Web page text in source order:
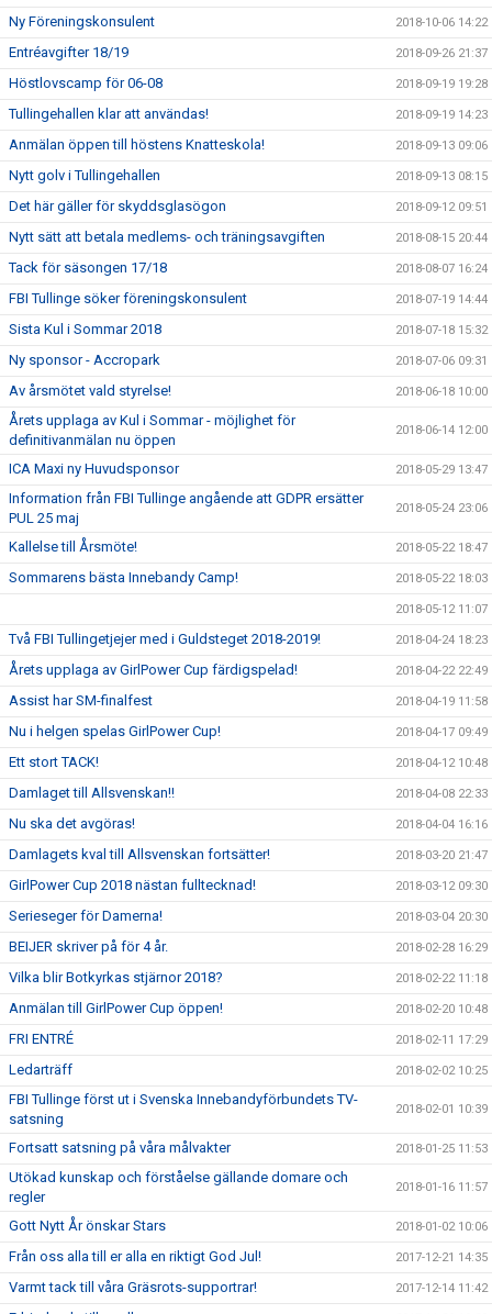
Ny Föreningskonsulent 2018-10-06 14:22
Entréavgifter 18/19 2018-09-26 21:37
Höstlovscamp för 06-08 2018-09-19 19:28
Tullingehallen klar att användas! 2018-09-19 14:23
Anmälan öppen till höstens Knatteskola! 2018-09-13 09:06
Nytt golv i Tullingehallen 2018-09-13 08:15
Det här gäller för skyddsglasögon 2018-09-12 09:51
Nytt sätt att betala medlems- och träningsavgiften 2018-08-15 20:44
Tack för säsongen 17/18 2018-08-07 16:24
FBI Tullinge söker föreningskonsulent 2018-07-19 14:44
Sista Kul i Sommar 2018 2018-07-18 15:32
Ny sponsor - Accropark 2018-07-06 09:31
Av årsmötet vald styrelse! 2018-06-18 10:00
Årets upplaga av Kul i Sommar - möjlighet för
definitivanmälan nu öppen
2018-06-14 12:00
ICA Maxi ny Huvudsponsor 2018-05-29 13:47
Information från FBI Tullinge angående att GDPR ersätter
PUL 25 maj
2018-05-24 23:06
Kallelse till Årsmöte! 2018-05-22 18:47
Sommarens bästa Innebandy Camp! 2018-05-22 18:03
2018-05-12 11:07
Två FBI Tullingetjejer med i Guldsteget 2018-2019! 2018-04-24 18:23
Årets upplaga av GirlPower Cup färdigspelad! 2018-04-22 22:49
Assist har SM-finalfest 2018-04-19 11:58
Nu i helgen spelas GirlPower Cup! 2018-04-17 09:49
Ett stort TACK! 2018-04-12 10:48
Damlaget till Allsvenskan!! 2018-04-08 22:33
Nu ska det avgöras! 2018-04-04 16:16
Damlagets kval till Allsvenskan fortsätter! 2018-03-20 21:47
GirlPower Cup 2018 nästan fulltecknad! 2018-03-12 09:30
Serieseger för Damerna! 2018-03-04 20:30
BEIJER skriver på för 4 år. 2018-02-28 16:29
Vilka blir Botkyrkas stjärnor 2018? 2018-02-22 11:18
Anmälan till GirlPower Cup öppen! 2018-02-20 10:48
FRI ENTRÉ 2018-02-11 17:29
Ledarträff 2018-02-02 10:25
FBI Tullinge först ut i Svenska Innebandyförbundets TV-
satsning
2018-02-01 10:39
Fortsatt satsning på våra målvakter 2018-01-25 11:53
Utökad kunskap och förståelse gällande domare och
regler
2018-01-16 11:57
Gott Nytt År önskar Stars 2018-01-02 10:06
Från oss alla till er alla en riktigt God Jul! 2017-12-21 14:35
Varmt tack till våra Gräsrots-supportrar! 2017-12-14 11:42